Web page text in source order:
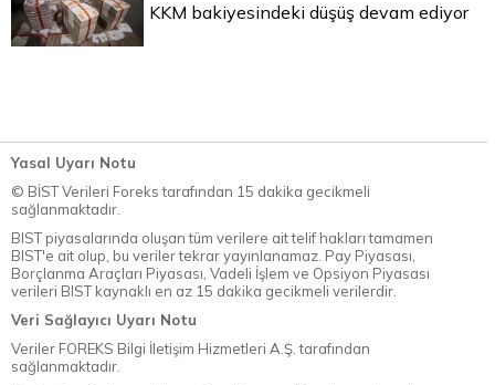
KKM bakiyesindeki düşüş devam ediyor
Yasal Uyarı Notu
© BİST Verileri Foreks tarafından 15 dakika gecikmeli
sağlanmaktadır.
BIST piyasalarında oluşan tüm verilere ait telif hakları tamamen
BIST'e ait olup, bu veriler tekrar yayınlanamaz. Pay Piyasası,
Borçlanma Araçları Piyasası, Vadeli İşlem ve Opsiyon Piyasası
verileri BIST kaynaklı en az 15 dakika gecikmeli verilerdir.
Veri Sağlayıcı Uyarı Notu
Veriler FOREKS Bilgi İletişim Hizmetleri A.Ş. tarafından
sağlanmaktadır.